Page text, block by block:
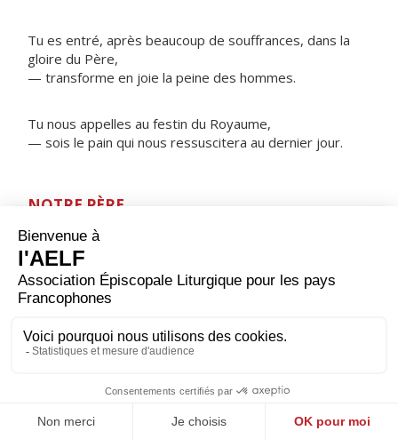
Tu es entré, après beaucoup de souffrances, dans la
gloire du Père,
— transforme en joie la peine des hommes.
Tu nous appelles au festin du Royaume,
— sois le pain qui nous ressuscitera au dernier jour.
NOTRE PÈRE
ORAISON
Dieu qui donnes sans cesse ta grâce pour augmenter le
nombre de tes enfants, veille sur ceux que tu viens
d’agréger à ton peuple ; ils ont pris naissance dans le
Christ, pour se présenter à la table de ses noces. Lui
qui règne.